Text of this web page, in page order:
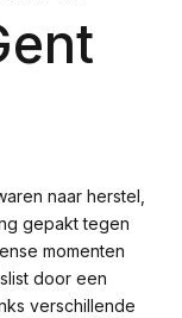
naar herstel,
gepakt tegen
momenten
door een
verschillende